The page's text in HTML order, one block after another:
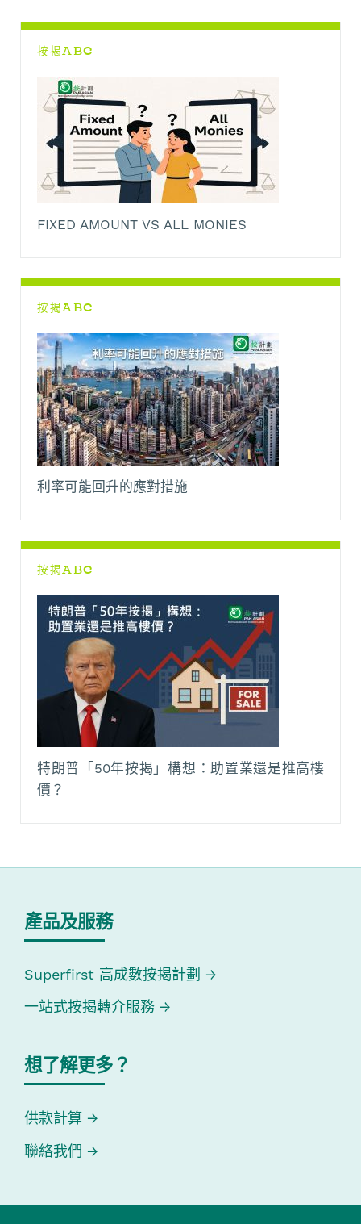
k
p
k
m
按揭ABC
FIXED AMOUNT VS ALL MONIES
按揭ABC
利率可能回升的應對措施
按揭ABC
特朗普「50年按揭」構想：助置業還是推高樓
價？
產品及服務
Superfirst 高成數按揭計劃
一站式按揭轉介服務
想了解更多？
供款計算
聯絡我們